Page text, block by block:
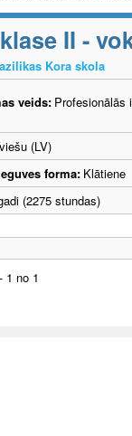
II -
Kora skola
veids:
(LV)
forma: Klātiene
(2275 stundas)
1 no 1